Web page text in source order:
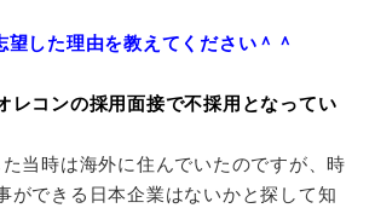
望した理由を教えてください＾＾
レコンの採用面接で不採用となってい
当時は海外に住んでいたのですが、時
ができる日本企業はないかと探して知